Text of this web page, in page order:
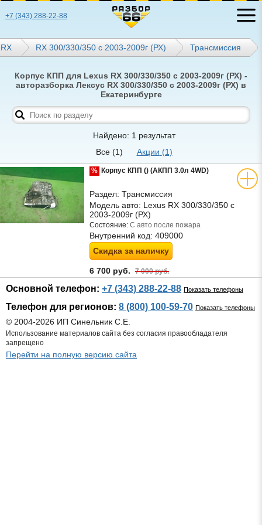
+7 (343) 288-22-88
RX RX 300/330/350 с 2003-2009г (РХ) Трансмиссия
Корпус КПП для Lexus RX 300/330/350 с 2003-2009г (РХ) -
авторазборка Лексус RX 300/330/350 с 2003-2009г (РХ) в
Екатеринбурге
Найдено: 1 результат
Все (1) Акции (1)
% Корпус КПП () (АКПП 3.0л 4WD)
Раздел: Трансмиссия
Модель авто: Lexus RX 300/330/350 с
2003-2009г (РХ)
Состояние: С авто после пожара
Внутренний код: 409000
Скидка за наличку
6 700 руб. 7 000 руб.
Основной телефон: +7 (343) 288-22-88 Показать телефоны
Телефон для регионов: 8 (800) 100-59-70 Показать телефоны
© 2004-2026 ИП Синельник С.Е.
Использование материалов сайта без согласия правообладателя
запрещено
Перейти на полную версию сайта